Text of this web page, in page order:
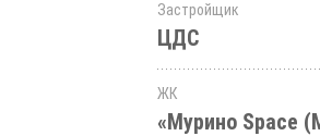
Застройщик
ЦДС
ЖК
«Мурино Space